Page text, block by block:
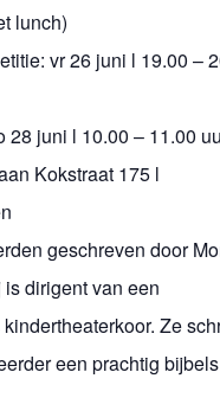
lunch)
vr 26 juni l 19.00 –
28 juni l 10.00 – 11.00
Kokstraat 175 l
geschreven door
dirigent van een
Ze
een prachtig bijbels